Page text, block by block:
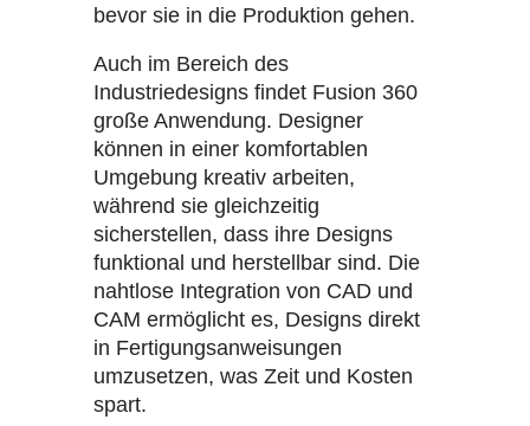
bevor sie in die Produktion gehen.
Auch im Bereich des
Industriedesigns findet Fusion 360
große Anwendung. Designer
können in einer komfortablen
Umgebung kreativ arbeiten,
während sie gleichzeitig
sicherstellen, dass ihre Designs
funktional und herstellbar sind. Die
nahtlose Integration von CAD und
CAM ermöglicht es, Designs direkt
in Fertigungsanweisungen
umzusetzen, was Zeit und Kosten
spart.